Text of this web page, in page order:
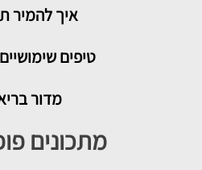
איך להמיר
טיפים
מדור
מתכונים